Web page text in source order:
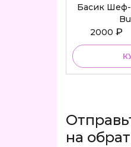
Басик
2000₽
на